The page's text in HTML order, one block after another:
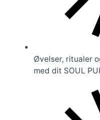
Øvelser, ritualer
med dit SOUL